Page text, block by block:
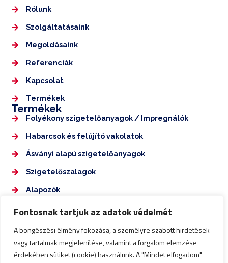
Fontosnak tartjuk az adatok védelmét
A böngészési élmény fokozása, a személyre szabott hirdetések
vagy tartalmak megjelenítése, valamint a forgalom elemzése
érdekében sütiket (cookie) használunk. A "Mindet elfogadom"
Rólunk
Szolgáltatásaink
Megoldásaink
Referenciák
Kapcsolat
Termékek
Termékek
Folyékony szigetelőanyagok / Impregnálók
Habarcsok és felújító vakolatok
Ásványi alapú szigetelőanyagok
Szigetelőszalagok
Alapozók
+36 70 350 7555
nagykarolyepuletdiagnosztika@gmail.com
Impresszum